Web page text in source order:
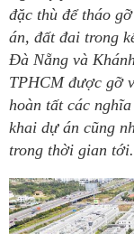
đặc thù để tháo
án, đất đai trong
Đà Nẵng và
TPHCM được gỡ
hoàn tất các
khai dự án cũng
trong thời gian tới.